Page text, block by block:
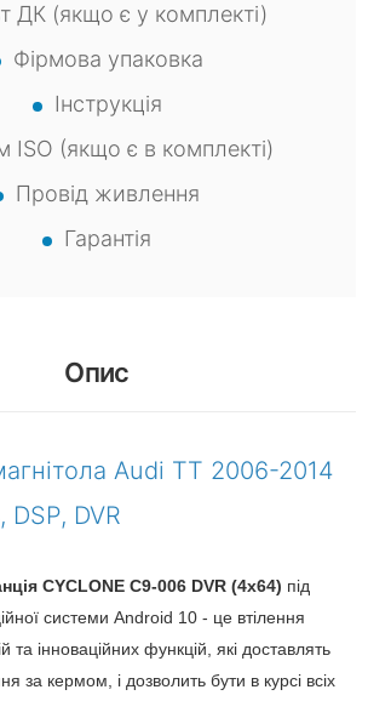
ДК (якщо є у комплекті)
Фірмова упаковка
Інструкція
ISO (якщо є в комплекті)
Провід живлення
Гарантія
Опис
Audi TT 2006-2014
DVR
CYCLONE C9-006 DVR (4х64) під
системи Android 10 - це втілення
та інноваційних функцій, які доставлять
за кермом, і дозволить бути в курсі всіх